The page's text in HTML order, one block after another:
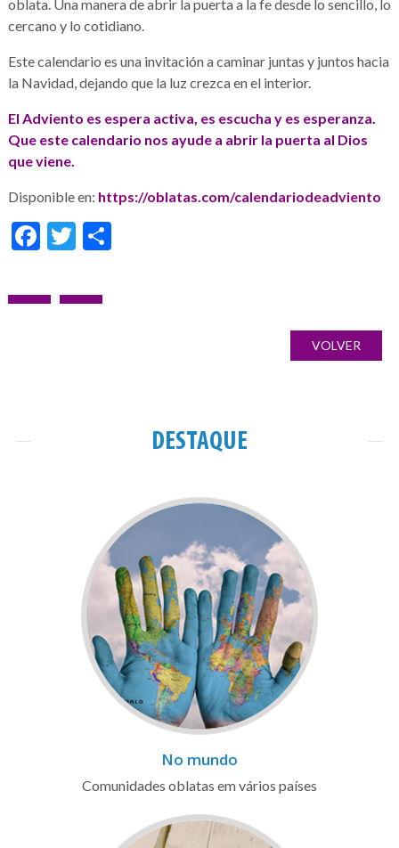
oblata. Una manera de abrir la puerta a la fe desde lo sencillo, lo
cercano y lo cotidiano.
Este calendario es una invitación a caminar juntas y juntos hacia
la Navidad, dejando que la luz crezca en el interior.
El Adviento es espera activa, es escucha y es esperanza.
Que este calendario nos ayude a abrir la puerta al Dios
que viene.
Disponible en: https://oblatas.com/calendariodeadviento
Facebook
Twitter
Share
Navegação
POST
PRÓXIMO
VOLVER
DESTAQUE
No mundo
Comunidades oblatas em vários países